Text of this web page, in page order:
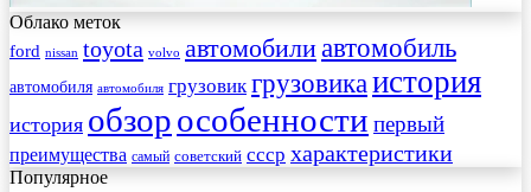
Облако меток
ford nissan toyota volvo автомобилиавтомобиль
автомобиля автомобиля грузовик грузовикаистория
история обзорособенности первый
преимущества самый советский ссср характеристики
Популярное